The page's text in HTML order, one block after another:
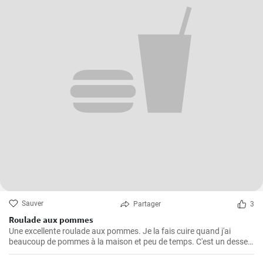
Sauver Partager 3
Roulade aux pommes
Une excellente roulade aux pommes. Je la fais cuire quand j'ai
beaucoup de pommes à la maison et peu de temps. C'est un dessert
rapide et facile qui plait toujours.